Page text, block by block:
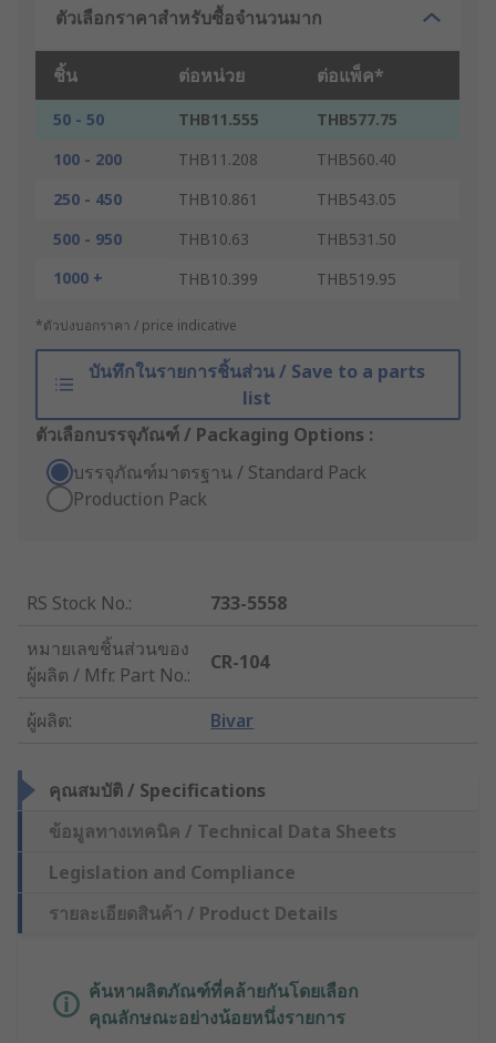
ตัวเลือกราคาสำหรับซื้อจำนวนมาก
ชิ้น ต่อหน่วย ต่อแพ็ค*
50 - 50 THB11.555
THB577.75
100 - 200
THB11.208
THB560.40
250 - 450
THB10.861
THB543.05
500 - 950
THB10.63
THB531.50
1000 +
THB10.399 THB519.95
*ตัวบ่งบอกราคา / price indicative
บันทึกในรายการชิ้นส่วน / Save to a parts
list
ตัวเลือกบรรจุภัณฑ์ / Packaging Options :
บรรจุภัณฑ์มาตรฐาน / Standard Pack
Production Pack
RS Stock No.:
733-5558
หมายเลขชิ้นส่วนของ
ผู้ผลิต / Mfr. Part No.:
CR-104
ผู้ผลิต: Bivar
คุณสมบัติ / Specifications
ข้อมูลทางเทคนิค / Technical Data Sheets
Legislation and Compliance
รายละเอียดสินค้า / Product Details
ค้นหาผลิตภัณฑ์ที่คล้ายกันโดยเลือก
คุณลักษณะอย่างน้อยหนึ่งรายการ